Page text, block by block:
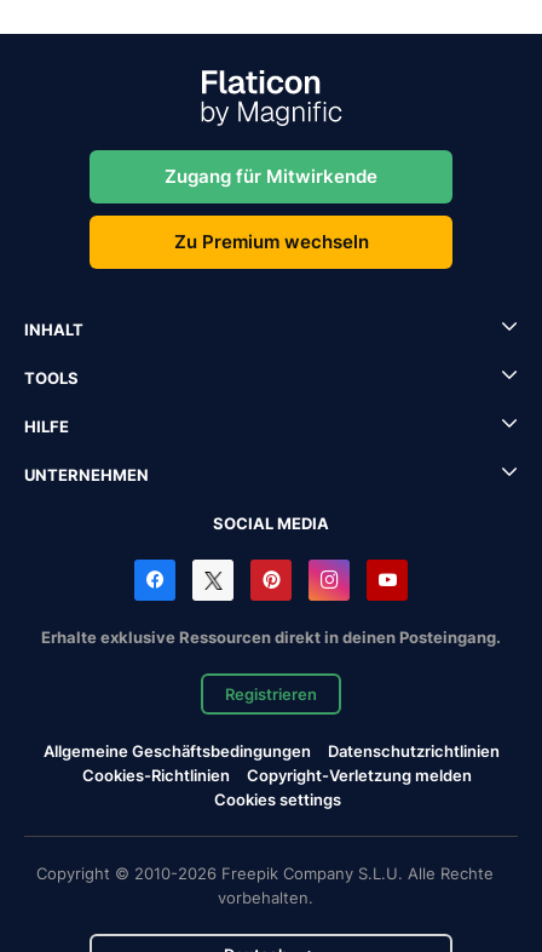
Zugang für Mitwirkende
Zu Premium wechseln
INHALT
TOOLS
HILFE
UNTERNEHMEN
SOCIAL MEDIA
Erhalte exklusive Ressourcen direkt in deinen Posteingang.
Registrieren
Allgemeine Geschäftsbedingungen
Datenschutzrichtlinien
Cookies-Richtlinien
Copyright-Verletzung melden
Cookies settings
Copyright © 2010-2026 Freepik Company S.L.U. Alle Rechte
vorbehalten.